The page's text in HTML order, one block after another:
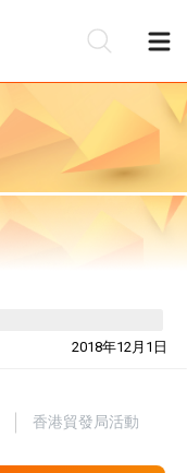
2018年12月1日
香港貿發局活動